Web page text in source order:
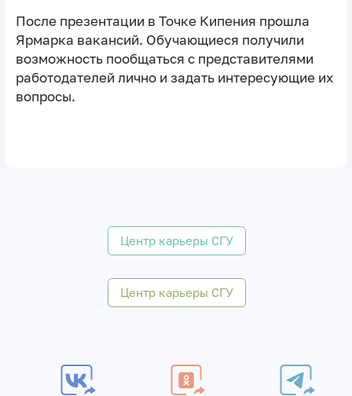
После презентации в Точке Кипения прошла
Ярмарка вакансий. Обучающиеся получили
возможность пообщаться с представителями
работодателей лично и задать интересующие их
вопросы.
Центр карьеры СГУ
Центр карьеры СГУ